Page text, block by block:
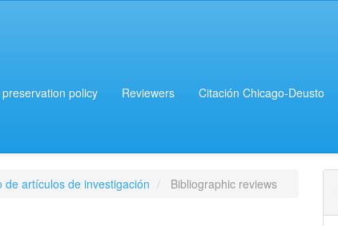
policy Reviewers Citación Chicago-Deusto
artículos de investigación Bibliographic reviews